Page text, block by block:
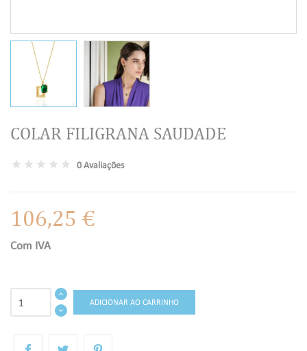
COLAR FILIGRANA SAUDADE
0 Avaliações
106,25 €
Com IVA
ADICIONAR AO CARRINHO